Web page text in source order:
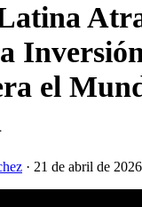
el
· 21 de abril de 2026